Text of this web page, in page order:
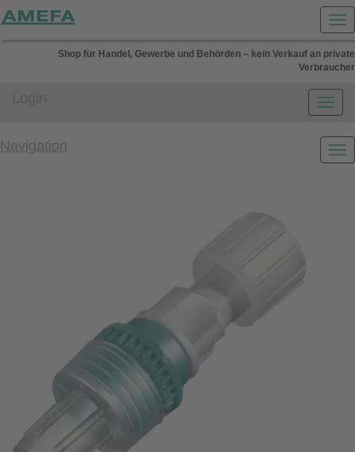
Shop für Handel, Gewerbe und Behörden – kein Verkauf an private
Verbraucher
Navigation